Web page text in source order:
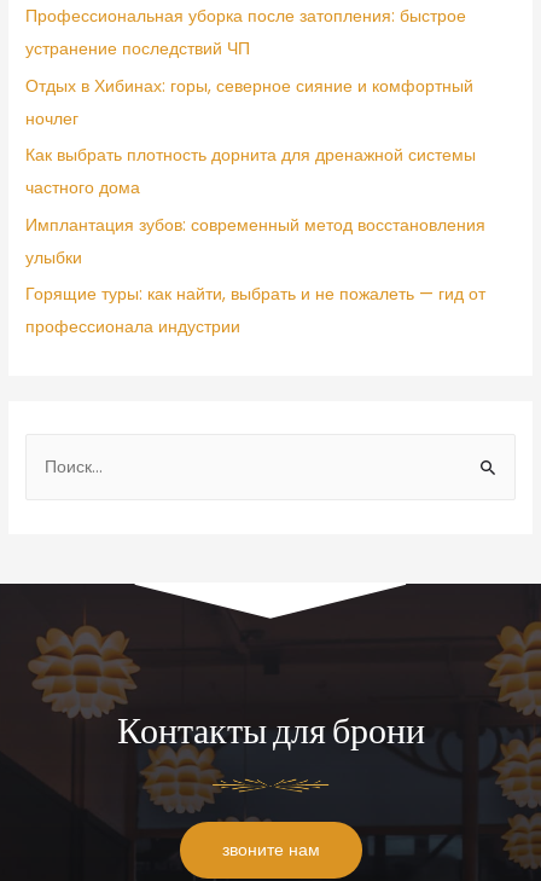
Профессиональная уборка после затопления: быстрое
устранение последствий ЧП
Отдых в Хибинах: горы, северное сияние и комфортный
ночлег
Как выбрать плотность дорнита для дренажной системы
частного дома
Имплантация зубов: современный метод восстановления
улыбки
Горящие туры: как найти, выбрать и не пожалеть — гид от
профессионала индустрии
Контакты для брони
звоните нам